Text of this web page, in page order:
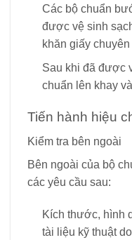
Các bộ chuẩn
được vệ sinh
khăn giấy chuyên
Sau khi đã được
chuẩn lên khay
Tiến hành hiệu
Kiểm tra bên ngoài
Bên ngoài của bộ
các yêu cầu sau:
Kích thước, hình
tài liệu kỹ thuật